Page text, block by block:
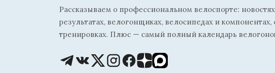
Рассказываем о профессиональном велоспорте:
результатах, велогонщиках, велосипедах и
тренировках. Плюс — самый полный календарь